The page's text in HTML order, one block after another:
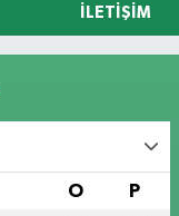
İLETIŞIM
O P